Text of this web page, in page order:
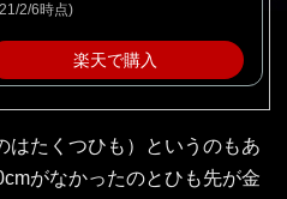
2/6時点)
楽天で購入
はたくつひも）というのもあ
がなかったのとひも先が金